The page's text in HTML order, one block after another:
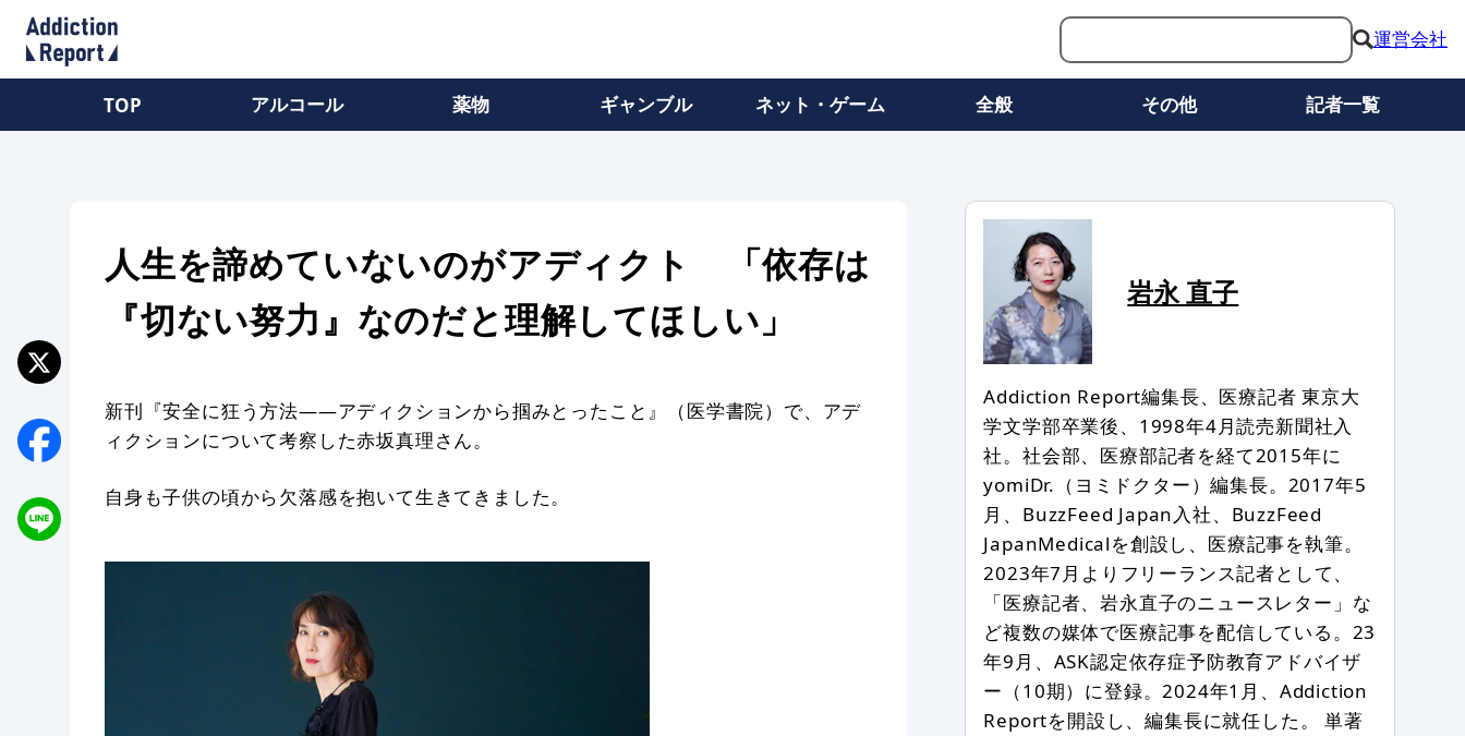
運営会社
TOP アルコール 薬物 ギャンブル ネット・ゲーム 全般 その他 記者一覧
人生を諦めていないのがアディクト 「依存は
『切ない努力』なのだと理解してほしい」
新刊『安全に狂う方法——アディクションから掴みとったこと』（医学書院）で、アデ
ィクションについて考察した赤坂真理さん。
自身も子供の頃から欠落感を抱いて生きてきました。
岩永 直子
Addiction Report編集長、医療記者 東京大
学文学部卒業後、1998年4月読売新聞社入
社。社会部、医療部記者を経て2015年に
yomiDr.（ヨミドクター）編集長。2017年5
月、BuzzFeed Japan入社、BuzzFeed
JapanMedicalを創設し、医療記事を執筆。
2023年7月よりフリーランス記者として、
「医療記者、岩永直子のニュースレター」な
ど複数の媒体で医療記事を配信している。23
年9月、ASK認定依存症予防教育アドバイザ
ー（10期）に登録。2024年1月、Addiction
Reportを開設し、編集長に就任した。 単著